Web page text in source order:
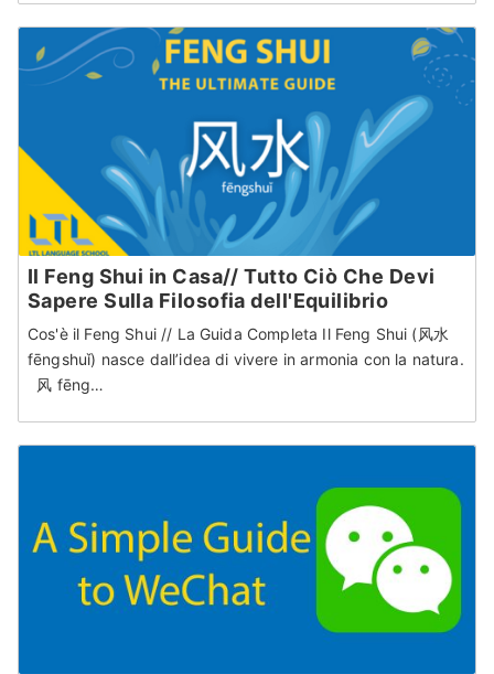
Il Feng Shui in Casa// Tutto Ciò Che Devi
Sapere Sulla Filosofia dell'Equilibrio
Cos'è il Feng Shui // La Guida Completa Il Feng Shui (风水
fēnɡshuǐ) nasce dall’idea di vivere in armonia con la natura.
风 fēnɡ…